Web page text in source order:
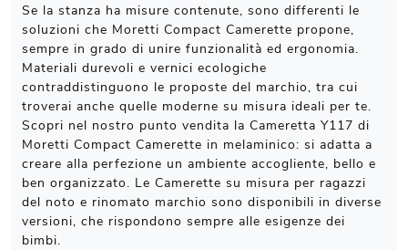
Se la stanza ha misure contenute, sono differenti le
soluzioni che Moretti Compact Camerette propone,
sempre in grado di unire funzionalità ed ergonomia.
Materiali durevoli e vernici ecologiche
contraddistinguono le proposte del marchio, tra cui
troverai anche quelle moderne su misura ideali per te.
Scopri nel nostro punto vendita la Cameretta Y117 di
Moretti Compact Camerette in melaminico: si adatta a
creare alla perfezione un ambiente accogliente, bello e
ben organizzato. Le Camerette su misura per ragazzi
del noto e rinomato marchio sono disponibili in diverse
versioni, che rispondono sempre alle esigenze dei
bimbi.